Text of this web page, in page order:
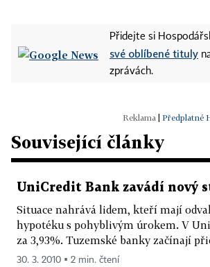
Přidejte si
své oblíbené tituly
zprávách.
Předplatné
Související články
UniCredit Bank zavádí nový
Situace nahrává lidem, kteří mají
hypotéku s pohyblivým úrokem. V
za 3,93%. Tuzemské banky začínají
30. 3. 2010 ▪ 2 min. čtení